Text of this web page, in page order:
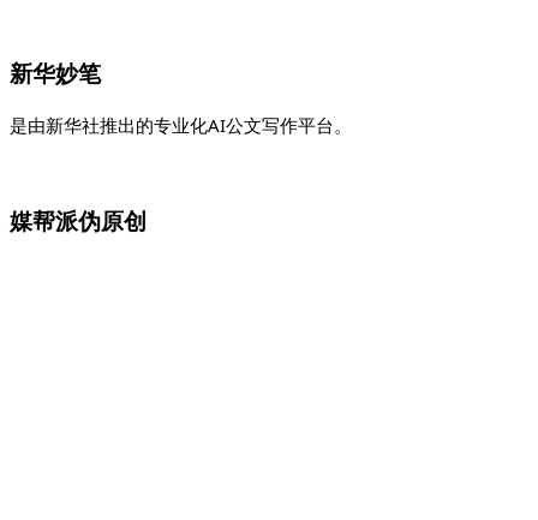
新华妙笔
是由新华社推出的专业化AI公文写作平台。
媒帮派伪原创